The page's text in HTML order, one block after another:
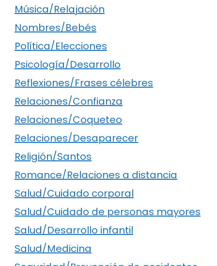
Música/Relajación
Nombres/Bebés
Política/Elecciones
Psicología/Desarrollo
Reflexiones/Frases célebres
Relaciones/Confianza
Relaciones/Coqueteo
Relaciones/Desaparecer
Religión/Santos
Romance/Relaciones a distancia
Salud/Cuidado corporal
Salud/Cuidado de personas mayores
Salud/Desarrollo infantil
Salud/Medicina